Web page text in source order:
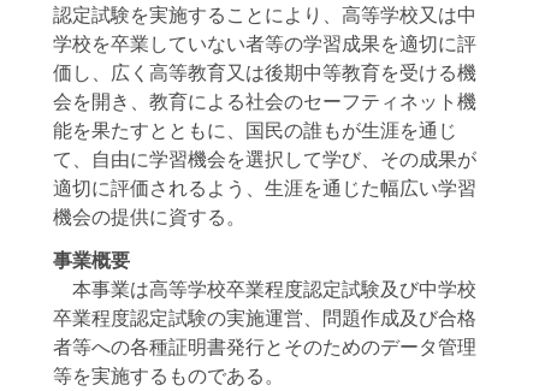
認定試験を実施することにより、高等学校又は中
学校を卒業していない者等の学習成果を適切に評
価し、広く高等教育又は後期中等教育を受ける機
会を開き、教育による社会のセーフティネット機
能を果たすとともに、国民の誰もが生涯を通じ
て、自由に学習機会を選択して学び、その成果が
適切に評価されるよう、生涯を通じた幅広い学習
機会の提供に資する。
事業概要
本事業は高等学校卒業程度認定試験及び中学校
卒業程度認定試験の実施運営、問題作成及び合格
者等への各種証明書発行とそのためのデータ管理
等を実施するものである。